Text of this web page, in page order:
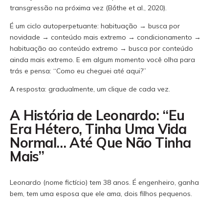
transgressão na próxima vez (Bőthe et al., 2020).
É um ciclo autoperpetuante: habituação → busca por
novidade → conteúdo mais extremo → condicionamento →
habituação ao conteúdo extremo → busca por conteúdo
ainda mais extremo. E em algum momento você olha para
trás e pensa: “Como eu cheguei até aqui?”
A resposta: gradualmente, um clique de cada vez.
A História de Leonardo: “Eu
Era Hétero, Tinha Uma Vida
Normal… Até Que Não Tinha
Mais”
Leonardo (nome fictício) tem 38 anos. É engenheiro, ganha
bem, tem uma esposa que ele ama, dois filhos pequenos.